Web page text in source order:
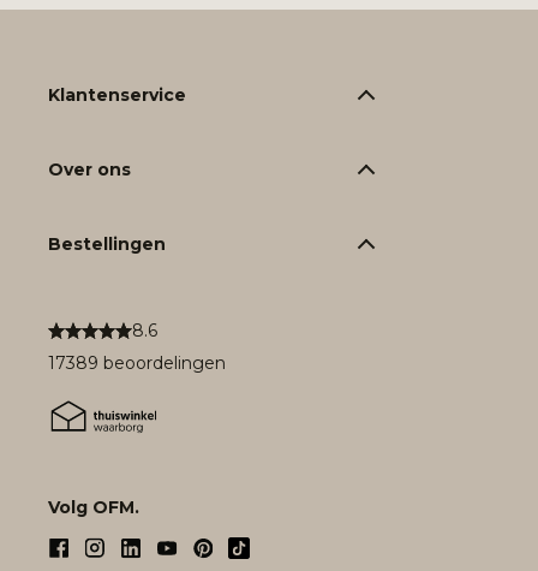
8.6
17389 beoordelingen
Volg OFM.
Klantenservice
Over ons
Bestellingen